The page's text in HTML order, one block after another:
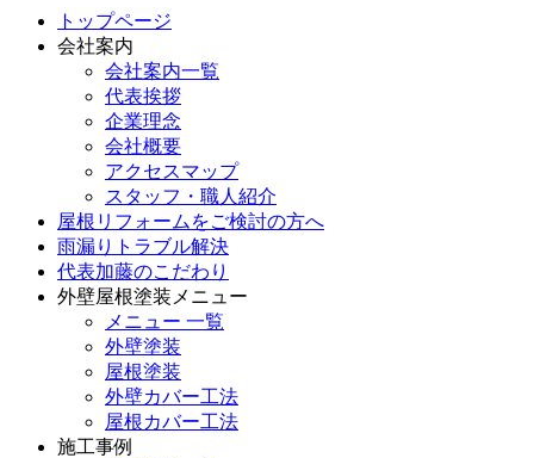
トップページ
会社案内
会社案内一覧
代表挨拶
企業理念
会社概要
アクセスマップ
スタッフ・職人紹介
屋根リフォームをご検討の方へ
雨漏りトラブル解決
代表加藤のこだわり
外壁屋根塗装メニュー
メニュー 一覧
外壁塗装
屋根塗装
外壁カバー工法
屋根カバー工法
施工事例